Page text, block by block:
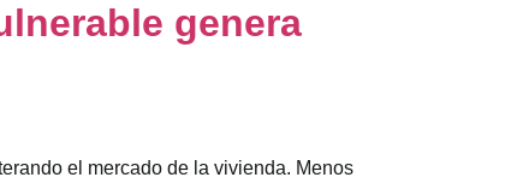
genera
el mercado de la vivienda. Menos